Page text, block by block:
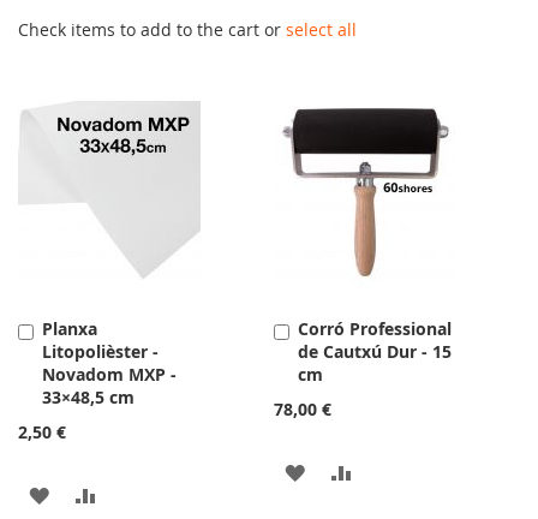
Check items to add to the cart or select all
Planxa
Litopolièster -
Novadom MXP -
33×48,5 cm
2,50 €
Afegir
a
la
cistella
AFEGIR
Corró Professional
de Cautxú Dur - 15
cm
78,00 €
Afegir
a
la
cistella
AFEGIR